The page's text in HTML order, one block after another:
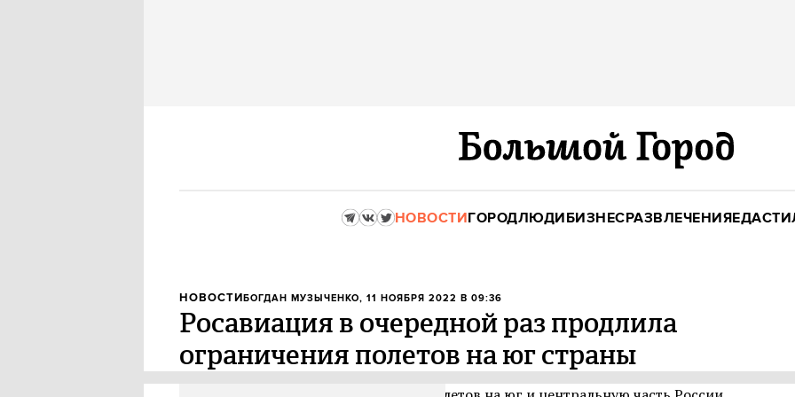
НОВОСТИГОРОДЛЮДИБИЗНЕСРАЗВЛЕЧЕНИЯЕДА
НОВОСТИБОГДАН МУЗЫЧЕНКО, 11 НОЯБРЯ 2022 В 09:36
Росавиация в очередной раз продлила
ограничения полетов на юг страны